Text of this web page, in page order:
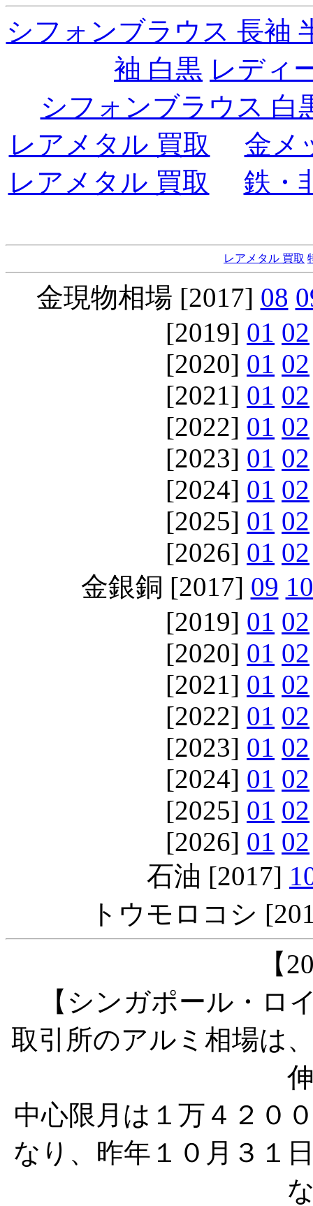
シフォンブラウス 長袖
袖 白黒 レディ
シフォンブラウス 白
レアメタル 買取
金メ
レアメタル 買取
鉄・
レアメタル 買取
金現物相場 [2017] 08
[2019] 01 02
[2020] 01 02
[2021] 01 02
[2022] 01 02
[2023] 01 02
[2024] 01 02
[2025] 01 02
[2026] 01 02
金銀銅 [2017] 09 10
[2019] 01 02
[2020] 01 02
[2021] 01 02
[2022] 01 02
[2023] 01 02
[2024] 01 02
[2025] 01 02
[2026] 01 02
石油 [2017]
トウモロコシ
【
【シンガポール・ロ
取引所のアルミ相場は
中心限月は１万４２０
なり、昨年１０月３１